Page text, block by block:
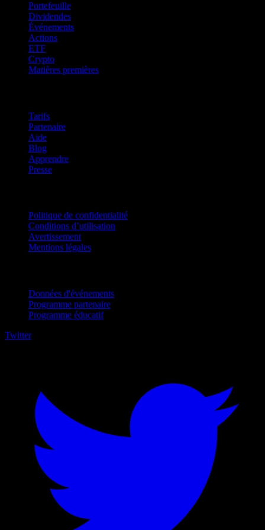
Portefeuille
Dividendes
Événements
Actions
ETF
Crypto
Matières premières
Tarifs
Partenaire
Aide
Blog
Apprendre
Presse
Politique de confidentialité
Conditions d’utilisation
Avertissement
Mentions légales
Données d'événements
Programme partenaire
Programme éducatif
Twitter